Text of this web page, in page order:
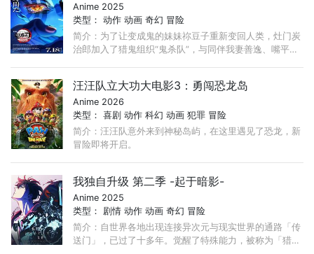
Anime 2025
类型：动作 动画 奇幻 冒险
简介：为了让变成鬼的妹妹祢豆子重新变回人类，灶门炭
治郎加入了猎鬼组织“鬼杀队”，与同伴我妻善逸、嘴平伊
汪汪队立大功大电影3：勇闯恐龙岛
Anime 2026
类型：喜剧 动作 科幻 动画 犯罪 冒险
简介：汪汪队意外来到神秘岛屿，在这里遇见了恐龙，新
冒险即将开启。
我独自升级 第二季 -起于暗影-
Anime 2025
类型： 剧情 动作 动画 奇幻 冒险
简介：自世界各地出现连接异次元与现实世界的通路「传
送门」，已过了十多年。觉醒了特殊能力，被称为「猎